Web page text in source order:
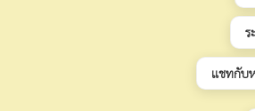
ร
แชทกับ